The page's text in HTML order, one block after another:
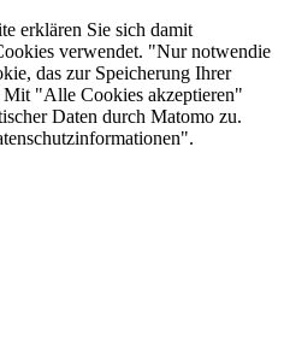
erklären Sie sich damit
verwendet. "Nur notwendie
das zur Speicherung Ihrer
"Alle Cookies akzeptieren"
Daten durch Matomo zu.